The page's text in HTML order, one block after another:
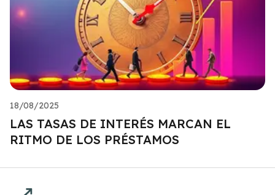
18/08/2025
LAS TASAS DE INTERÉS MARCAN EL
RITMO DE LOS PRÉSTAMOS